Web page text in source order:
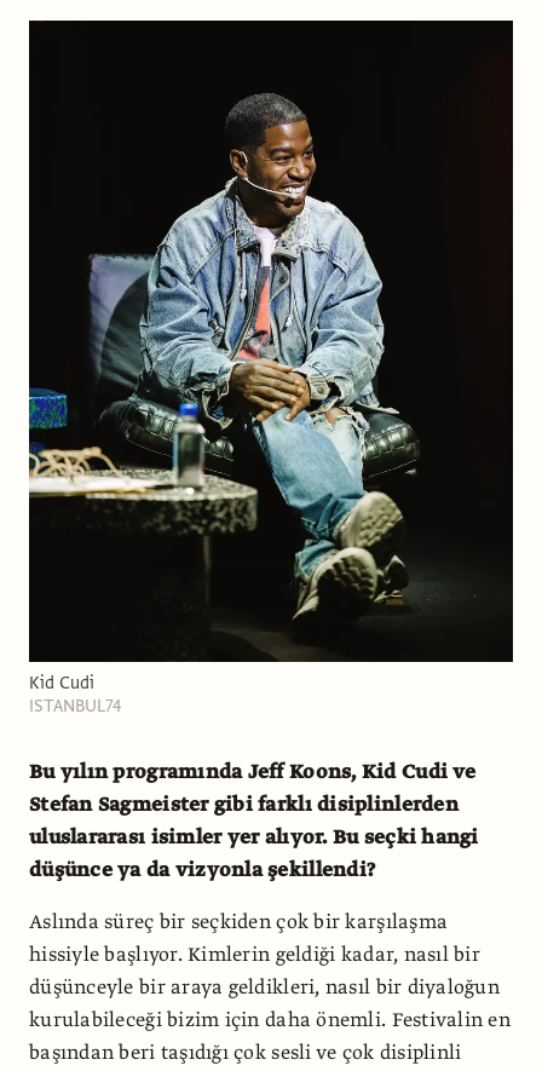
Kid Cudi
ISTANBUL74
Bu yılın programında Jeff Koons, Kid Cudi ve
Stefan Sagmeister gibi farklı disiplinlerden
uluslararası isimler yer alıyor. Bu seçki hangi
düşünce ya da vizyonla şekillendi?
Aslında süreç bir seçkiden çok bir karşılaşma
hissiyle başlıyor. Kimlerin geldiği kadar, nasıl bir
düşünceyle bir araya geldikleri, nasıl bir diyaloğun
kurulabileceği bizim için daha önemli. Festivalin en
başından beri taşıdığı çok sesli ve çok disiplinli